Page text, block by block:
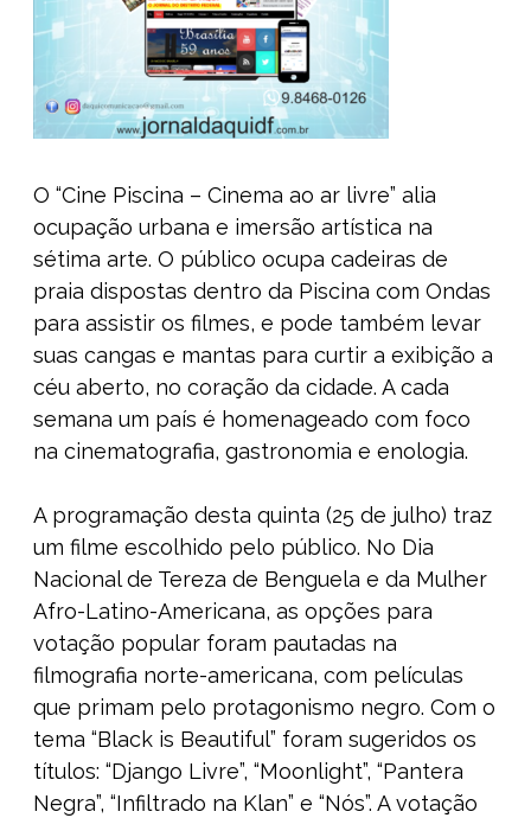
O “Cine Piscina – Cinema ao ar livre” alia
ocupação urbana e imersão artística na
sétima arte. O público ocupa cadeiras de
praia dispostas dentro da Piscina com Ondas
para assistir os filmes, e pode também levar
suas cangas e mantas para curtir a exibição a
céu aberto, no coração da cidade. A cada
semana um país é homenageado com foco
na cinematografia, gastronomia e enologia.
A programação desta quinta (25 de julho) traz
um filme escolhido pelo público. No Dia
Nacional de Tereza de Benguela e da Mulher
Afro-Latino-Americana, as opções para
votação popular foram pautadas na
filmografia norte-americana, com películas
que primam pelo protagonismo negro. Com o
tema “Black is Beautiful” foram sugeridos os
títulos: “Django Livre”, “Moonlight”, “Pantera
Negra”, “Infiltrado na Klan” e “Nós”. A votação